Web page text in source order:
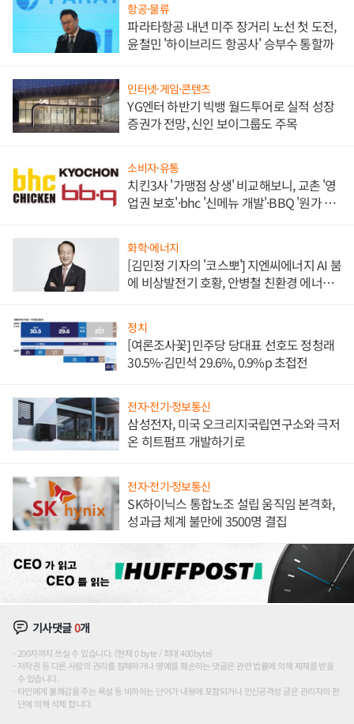
항공·물류
파라타항공 내년 미주 장거리 노선 첫 도전,
윤철민 '하이브리드 항공사' 승부수 통할까
인터넷·게임·콘텐츠
YG엔터 하반기 빅뱅 월드투어로 실적 성장
증권가 전망, 신인 보이그룹도 주목
소비자·유통
치킨3사 '가맹점 상생' 비교해보니, 교촌 '영
업권 보호'·bhc '신메뉴 개발'·BBQ '원가 부
화학·에너지
[김민정 기자의 '코스뽀'] 지엔씨에너지 AI 붐
에 비상발전기 호황, 안병철 친환경 에너지
정치
[여론조사꽃] 민주당 당대표 선호도 정청래
30.5%·김민석 29.6%, 0.9%p 초접전
전자·전기·정보통신
삼성전자, 미국 오크리지국립연구소와 극저
온 히트펌프 개발하기로
전자·전기·정보통신
SK하이닉스 통합노조 설립 움직임 본격화,
성과급 체계 불만에 3500명 결집
기사댓글0개
200자까지 쓰실 수 있습니다. (현재 0 byte / 최대 400byte)
저작권 등 다른 사람의 권리를 침해하거나 명예를 훼손하는 댓글은 관련 법률에 의해 제재를 받을
수 있습니다.
타인에게 불쾌감을 주는 욕설 등 비하하는 단어가 내용에 포함되거나 인신공격성 글은 관리자의 판
단에 의해 삭제 합니다.